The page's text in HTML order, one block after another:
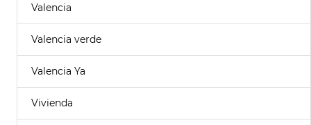
Valencia
Valencia verde
Valencia Ya
Vivienda